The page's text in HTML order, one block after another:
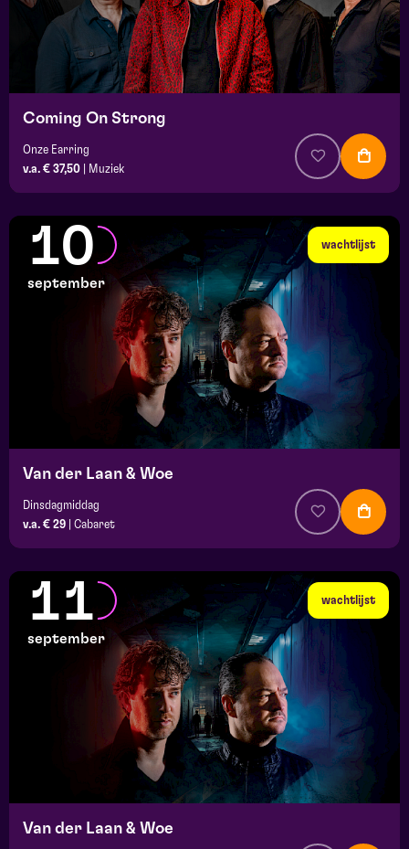
Coming On Strong
Onze Earring
v.a. € 37,50
Muziek
wachtlijst
10
september
Van der Laan & Woe
Dinsdagmiddag
v.a. € 29
Cabaret
wachtlijst
11
september
Van der Laan & Woe